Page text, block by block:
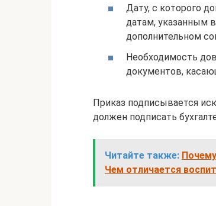
Дату, с которого
датам, указанным
дополнительном
Необходимость
документов,
Приказ подписывается
должен подписать
Читайте также:
Чем отличается